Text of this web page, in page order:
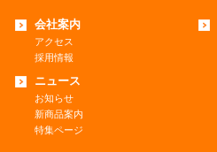
会社案内
アクセス
採用情報
ニュース
お知らせ
新商品案内
特集ページ